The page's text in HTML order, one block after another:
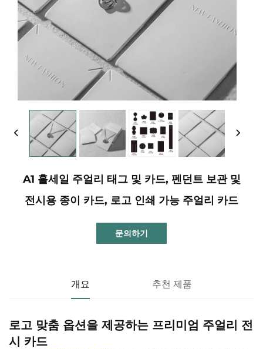
A1 홀세일 주얼리 태그 및 카드, 펜던트 보관 및
전시용 종이 카드, 로고 인쇄 가능 주얼리 카드
문의하기
개요 추천 제품
로고 맞춤 옵션을 제공하는 프리미엄 주얼리 전
시 카드